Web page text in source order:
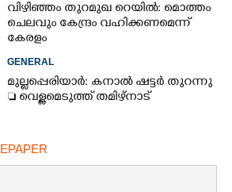
വിഴിഞ്ഞം തുറമുഖ റെയിൽ: മൊത്തം
ചെലവും കേന്ദ്രം വഹിക്കണമെന്ന്
കേരളം
GENERAL
മുല്ലപ്പെരിയാർ: കനാൽ ഷട്ടർ തുറന്നു
 വെള്ളമെടുത്ത് തമിഴ്നാട്
EPAPER